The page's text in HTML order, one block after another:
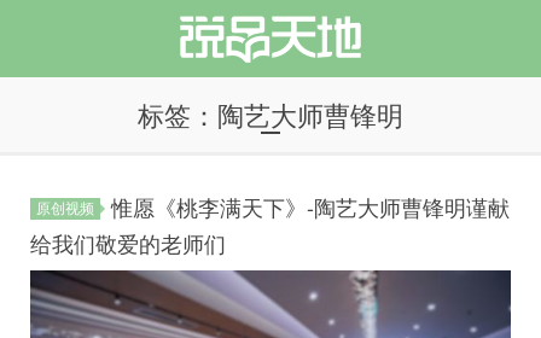
标签：陶艺大师曹锋明
原创视频
惟愿《桃李满天下》-陶艺大师曹锋明谨献
给我们敬爱的老师们